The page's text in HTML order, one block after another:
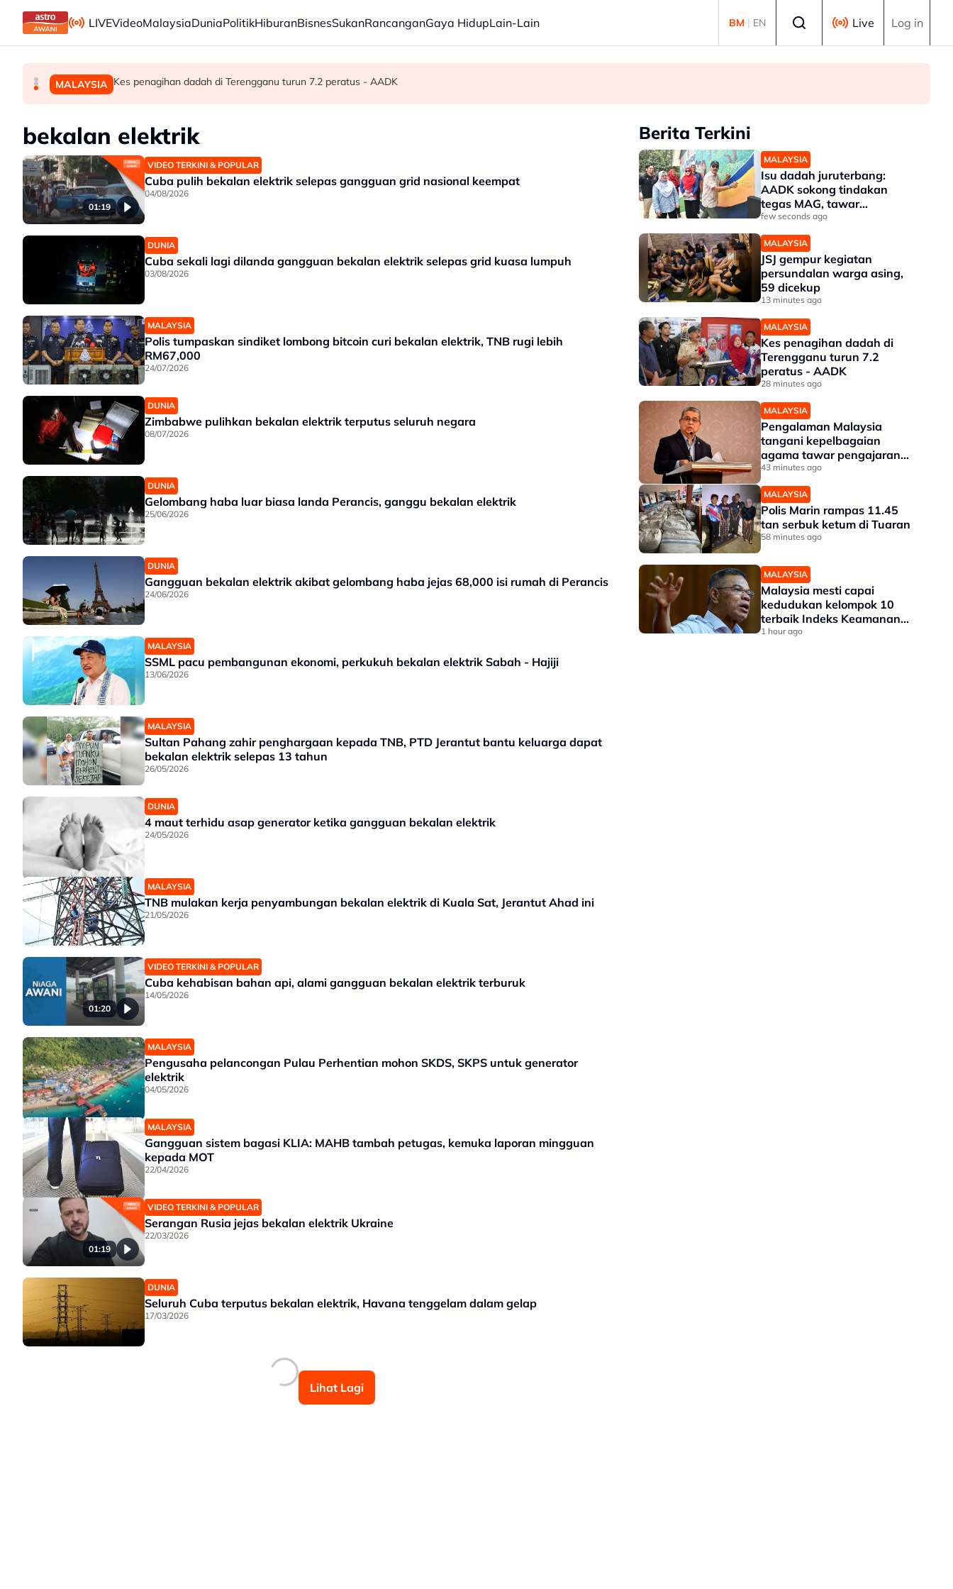
Skip to main content
LIVEVideoMalaysiaDuniaPolitikHiburanBisnesSukanRancanganGaya HidupLain-Lain BM | EN Live Log in
MALAYSIA Isu dadah juruterbang: AADK sokong tindakan tegas MAG, tawar kepakaran pemeriksaan ketat
MALAYSIA JSJ gempur kegiatan persundalan warga asing, 59 dicekup
MALAYSIA Kes penagihan dadah di Terengganu turun 7.2 peratus - AADK
bekalan elektrik
01:19
VIDEO TERKINI & POPULAR
Cuba pulih bekalan elektrik selepas gangguan grid nasional keempat
04/08/2026
DUNIA
Cuba sekali lagi dilanda gangguan bekalan elektrik selepas grid kuasa lumpuh
03/08/2026
MALAYSIA
Polis tumpaskan sindiket lombong bitcoin curi bekalan elektrik, TNB rugi lebih
RM67,000
24/07/2026
DUNIA
Zimbabwe pulihkan bekalan elektrik terputus seluruh negara
08/07/2026
DUNIA
Gelombang haba luar biasa landa Perancis, ganggu bekalan elektrik
25/06/2026
DUNIA
Gangguan bekalan elektrik akibat gelombang haba jejas 68,000 isi rumah di Perancis
24/06/2026
MALAYSIA
SSML pacu pembangunan ekonomi, perkukuh bekalan elektrik Sabah - Hajiji
13/06/2026
MALAYSIA
Sultan Pahang zahir penghargaan kepada TNB, PTD Jerantut bantu keluarga dapat
bekalan elektrik selepas 13 tahun
26/05/2026
DUNIA
4 maut terhidu asap generator ketika gangguan bekalan elektrik
24/05/2026
MALAYSIA
TNB mulakan kerja penyambungan bekalan elektrik di Kuala Sat, Jerantut Ahad ini
21/05/2026
01:20
VIDEO TERKINI & POPULAR
Cuba kehabisan bahan api, alami gangguan bekalan elektrik terburuk
14/05/2026
MALAYSIA
Pengusaha pelancongan Pulau Perhentian mohon SKDS, SKPS untuk generator
elektrik
04/05/2026
MALAYSIA
Gangguan sistem bagasi KLIA: MAHB tambah petugas, kemuka laporan mingguan
kepada MOT
22/04/2026
01:19
VIDEO TERKINI & POPULAR
Serangan Rusia jejas bekalan elektrik Ukraine
22/03/2026
DUNIA
Seluruh Cuba terputus bekalan elektrik, Havana tenggelam dalam gelap
17/03/2026
Lihat Lagi
Berita Terkini
MALAYSIA
Isu dadah juruterbang:
AADK sokong tindakan
tegas MAG, tawar
kepakaran pemeriksaan
ketat
few seconds ago
MALAYSIA
JSJ gempur kegiatan
persundalan warga asing,
59 dicekup
13 minutes ago
MALAYSIA
Kes penagihan dadah di
Terengganu turun 7.2
peratus - AADK
28 minutes ago
MALAYSIA
Pengalaman Malaysia
tangani kepelbagaian
agama tawar pengajaran
kepada dunia - Aaron
43 minutes ago
MALAYSIA
Polis Marin rampas 11.45
tan serbuk ketum di Tuaran
58 minutes ago
MALAYSIA
Malaysia mesti capai
kedudukan kelompok 10
terbaik Indeks Keamanan
Global - Saifuddin Nasution
1 hour ago